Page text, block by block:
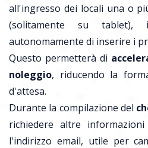
all'ingresso dei locali una o
(solitamente su
autonomamente di inserire i
Questo permetterà di
noleggio, riducendo la
d'attesa.
Durante la compilazione del
richiedere altre
l'indirizzo email, utile per